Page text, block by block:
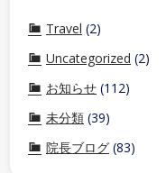
Travel (2)
Uncategorized (2)
お知らせ (112)
未分類 (39)
院長ブログ (83)